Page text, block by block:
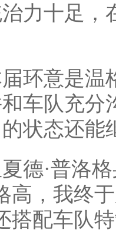
力十足，
环意是温
车队充分
状态还能
德·普洛
高，我终
搭配车队